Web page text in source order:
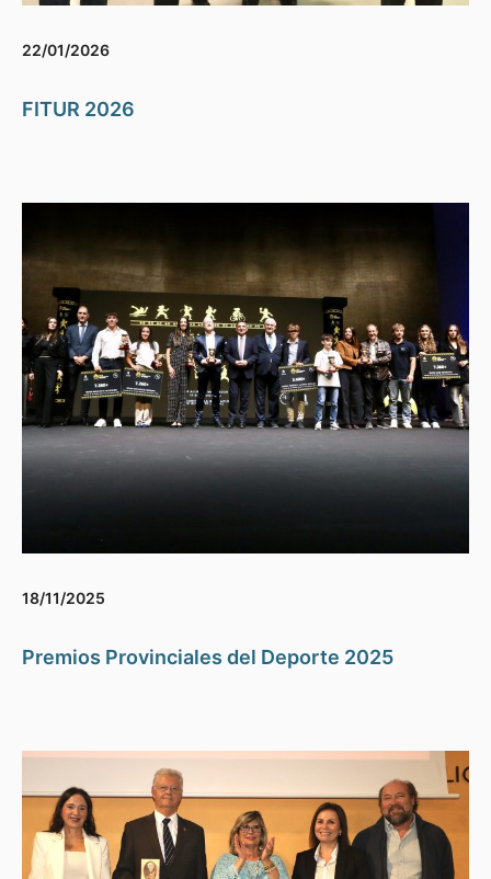
22/01/2026
FITUR 2026
18/11/2025
Premios Provinciales del Deporte 2025